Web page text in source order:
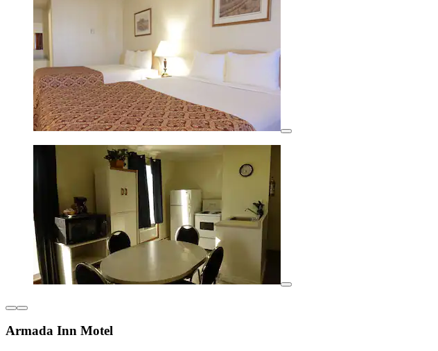
Armada Inn Motel